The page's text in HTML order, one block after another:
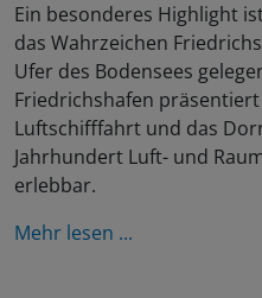
Ein besonderes Highlight
das Wahrzeichen
Ufer des Bodensees
Friedrichshafen
Luftschifffahrt und das
Jahrhundert Luft- und
erlebbar.
Mehr lesen ...